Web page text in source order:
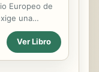
Europeo de
una
Éstos se
enfoque en el
Ver Libro